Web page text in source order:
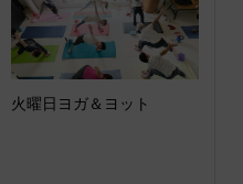
火曜日ヨガ＆ヨット